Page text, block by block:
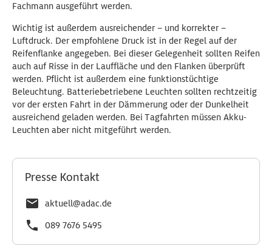
Fachmann ausgeführt werden.
Wichtig ist außerdem ausreichender – und korrekter –
Luftdruck. Der empfohlene Druck ist in der Regel auf der
Reifenflanke angegeben. Bei dieser Gelegenheit sollten Reifen
auch auf Risse in der Lauffläche und den Flanken überprüft
werden. Pflicht ist außerdem eine funktionstüchtige
Beleuchtung. Batteriebetriebene Leuchten sollten rechtzeitig
vor der ersten Fahrt in der Dämmerung oder der Dunkelheit
ausreichend geladen werden. Bei Tagfahrten müssen Akku-
Leuchten aber nicht mitgeführt werden.
Presse Kontakt
aktuell@adac.de
089 7676 5495